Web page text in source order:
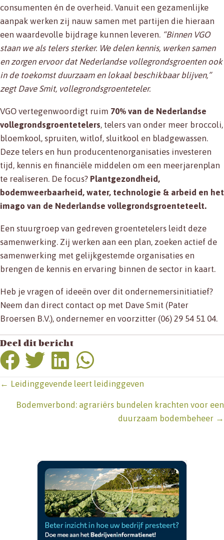
consumenten én de overheid. Vanuit een gezamenlijke
aanpak werken zij nauw samen met partijen die hieraan
een waardevolle bijdrage kunnen leveren. “Binnen VGO
staan we als telers sterker. We delen kennis, werken samen
en zorgen ervoor dat Nederlandse vollegrondsgroenten ook
in de toekomst duurzaam en lokaal beschikbaar blijven,”
zegt Dave Smit, vollegrondsgroenteteler.
VGO vertegenwoordigt ruim 70% van de Nederlandse
vollegrondsgroentetelers, telers van onder meer broccoli,
bloemkool, spruiten, witlof, sluitkool en bladgewassen.
Deze telers en hun producentenorganisaties investeren
tijd, kennis en financiële middelen om een meerjarenplan
te realiseren. De focus? Plantgezondheid,
bodemweerbaarheid, water, technologie & arbeid en het
imago van de Nederlandse vollegrondsgroenteteelt.
Een stuurgroep van gedreven groentetelers leidt deze
samenwerking. Zij werken aan een plan, zoeken actief de
samenwerking met gelijkgestemde organisaties en
brengen de kennis en ervaring binnen de sector in kaart.
Heb je vragen of ideeën over dit ondernemersinitiatief?
Neem dan direct contact op met Dave Smit (Pater
Broersen B.V.), ondernemer en voorzitter (06) 29 54 51 04.
Deel dit bericht
Posts
navigation
← Leidinggevende leert leidinggeven
Bodemverbond: agrariërs bundelen krachten voor een
duurzaam bodembeheer →